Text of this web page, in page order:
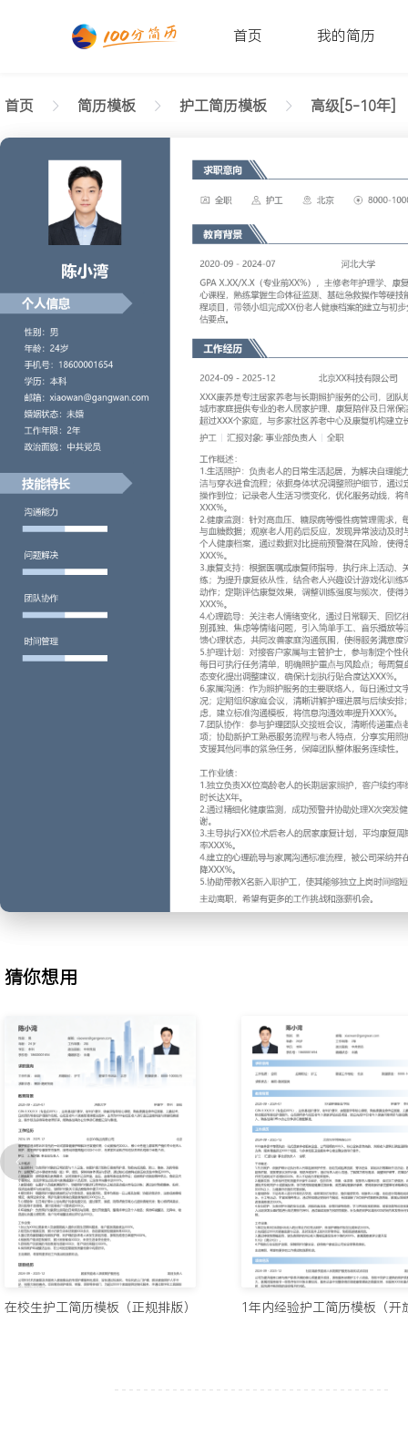
首页 我的简历
首页 简历模板 护工简历模板 高级[5-10年]
返回样式图
正在查看5-10年经验护工简历模板（现代风格）文字
陈小湾
性别: 男 婚姻状态: 未婚
邮箱: xiaowan@gangwan.com
电话号码: 18600001654
求职意向
工作性质: 全职 期望工作地址: 北京期望薪资: 8000-
工作经历
2024-09 北京XX科技有限公司
XXX康养是专注居家养老与长期照护服务的公司，团队规模约XXX
家庭提供专业的老人居家护理、康复陪伴及日常保洁维修一体化服
个家庭，与多家社区养老中心及康复机构建立长期合作。
1.生活照护：负责老人的日常生活起居，为解决自理能力下降问题
穿衣进食流程；依据身体状况调整照护细节，通过定时提醒与辅助
位；记录老人生活习惯变化，优化服务动线，将单项服务耗时平均减
2.健康监测：针对高血压、糖尿病等慢性病管理需求，每日定时测
糖数据；观察老人用药后反应，发现异常波动及时与家属及医护人
档案，通过数据对比提前预警潜在风险，使得急性送医事件发生率下
3.康复支持：根据医嘱或康复师指导，执行床上活动、关节按摩及
为提升康复依从性，结合老人兴趣设计游戏化训练环节，利用简单
期评估康复效果，调整训练强度与频次，使得关键康复动作达标率提
态，共同改善家庭沟通氛围，使得服务满意度评分提高XXX分。
可执行任务清单，明确照护重点与风险点；每周复盘计划完成情况
出调整建议，确保计划执行贴合度达XXX%。
6.家属沟通：作为照护服务的主要联络人，每日通过文字与图片向家
期组织家庭会议，清晰讲解护理进展与后续安排；处理家属的临时
沟通模板，将信息沟通效率提升XXX%。
7.团队协作：参与护理团队交接班会议，清晰传递重点老人夜间状况
助新护工熟悉服务流程与老人特点，分享实用照护技巧；在主管协
事的紧急任务，保障团队整体服务连续性。
工作业绩：
1.独立负责XX位高龄老人的长期居家照护，客户续约率维持在XXX%
达X年。
2.通过精细化健康监测，成功预警并协助处理X次突发健康事件，获
猜你想用
在校生护工简历模板（正规排版）